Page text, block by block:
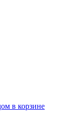
в корзине